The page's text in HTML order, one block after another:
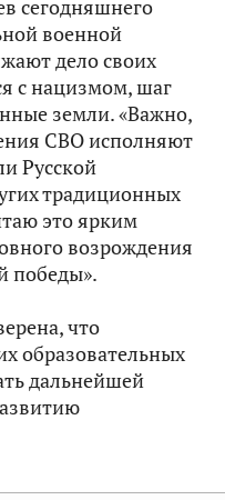
сегодняшнего
военной
дело своих
с нацизмом, шаг
земли. «Важно,
СВО исполняют
Русской
традиционных
это ярким
возрождения
победы».
что
образовательных
дальнейшей